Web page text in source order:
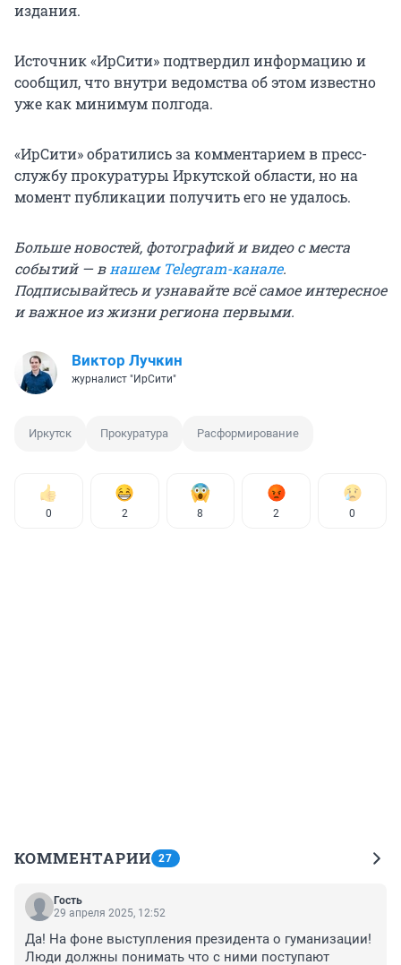
издания.
Источник «ИрСити» подтвердил информацию и
сообщил, что внутри ведомства об этом известно
уже как минимум полгода.
«ИрСити» обратились за комментарием в пресс-
службу прокуратуры Иркутской области, но на
момент публикации получить его не удалось.
Больше новостей, фотографий и видео с места
событий — внашем Telegram-канале.
Подписывайтесь и узнавайте всё самое интересное
и важное из жизни региона первыми.
Виктор Лучкин
журналист "ИрСити"
Иркутск Прокуратура Расформирование
0 2 8 2 0
КОММЕНТАРИИ 27
Гость
29 апреля 2025, 12:52
Да! На фоне выступления президента о гуманизации!
Люди должны понимать что с ними поступают